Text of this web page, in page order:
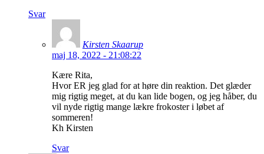
Svar
Kirsten Skaarup
maj 18, 2022 - 21:08:22
Kære Rita,
Hvor ER jeg glad for at høre din reaktion. Det glæder
mig rigtig meget, at du kan lide bogen, og jeg håber, du
vil nyde rigtig mange lækre frokoster i løbet af
sommeren!
Kh Kirsten
Svar